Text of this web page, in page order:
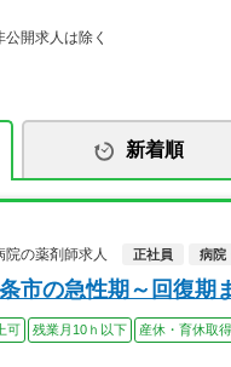
開求人は除く
新着順
の薬剤師求人
正社員 病院
市の急性期～回復期
可 残業月10ｈ以下 産休・育休取